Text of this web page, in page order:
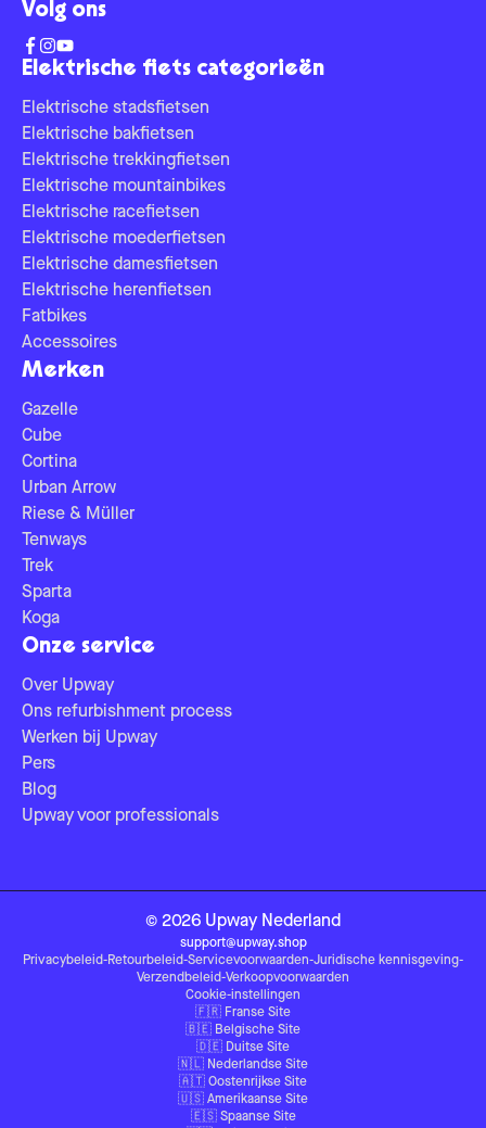
Elektrische fiets categorieën
Elektrische stadsfietsen
Elektrische bakfietsen
Elektrische trekkingfietsen
Elektrische mountainbikes
Elektrische racefietsen
Elektrische moederfietsen
Elektrische damesfietsen
Elektrische herenfietsen
Fatbikes
Accessoires
Merken
Gazelle
Cube
Cortina
Urban Arrow
Riese & Müller
Tenways
Trek
Sparta
Koga
Onze service
Over Upway
Ons refurbishment process
Werken bij Upway
Pers
Blog
Upway voor professionals
Volg ons
© 2026 Upway Nederland
support@upway.shop
Privacybeleid-Retourbeleid-Servicevoorwaarden-Juridische kennisgeving-
Verzendbeleid-Verkoopvoorwaarden
Cookie-instellingen
🇫🇷 Franse Site
🇧🇪 Belgische Site
🇩🇪 Duitse Site
🇳🇱 Nederlandse Site
🇦🇹 Oostenrijkse Site
🇺🇸 Amerikaanse Site
🇪🇸 Spaanse Site